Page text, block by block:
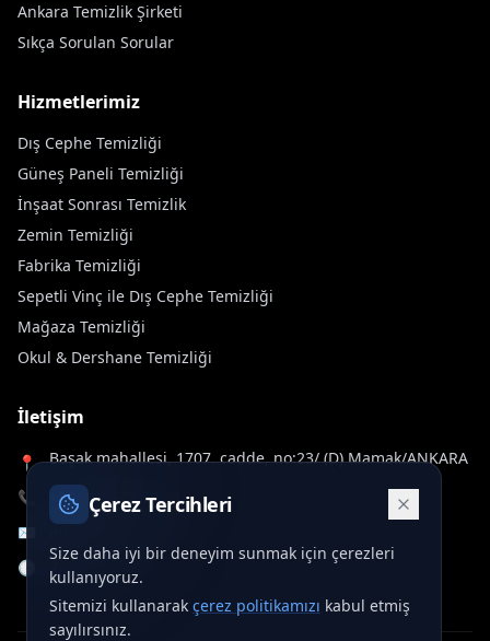
Ankara Temizlik Şirketi
Sıkça Sorulan Sorular
Hizmetlerimiz
Dış Cephe Temizliği
Güneş Paneli Temizliği
İnşaat Sonrası Temizlik
Zemin Temizliği
Fabrika Temizliği
Sepetli Vinç ile Dış Cephe Temizliği
Mağaza Temizliği
Okul & Dershane Temizliği
İletişim
📍
Başak mahallesi, 1707. cadde, no:23/ (D) Mamak/ANKARA
📞
+90 312 577 60 32
✉️
🕒
7/24 Hizmet
Çerez Tercihleri
Size daha iyi bir deneyim sunmak için çerezleri
kullanıyoruz.
Sitemizi kullanarak çerez politikamızı kabul etmiş
sayılırsınız.